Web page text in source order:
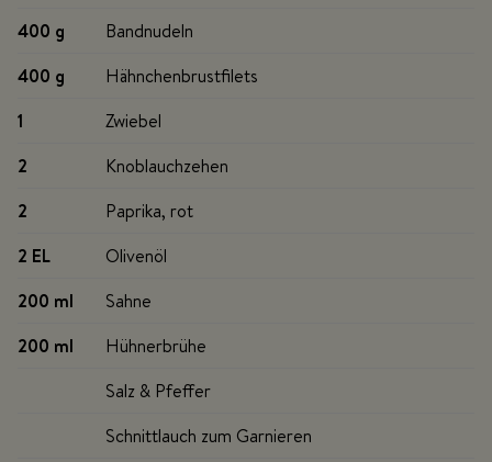
400 g
Bandnudeln
400 g
Hähnchenbrustfilets
1
Zwiebel
2
Knoblauchzehen
2
Paprika, rot
2 EL
Olivenöl
200 ml
Sahne
200 ml
Hühnerbrühe
Salz & Pfeffer
Schnittlauch zum Garnieren